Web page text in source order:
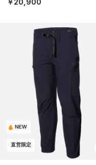
￥20,900
NEW
直営限定